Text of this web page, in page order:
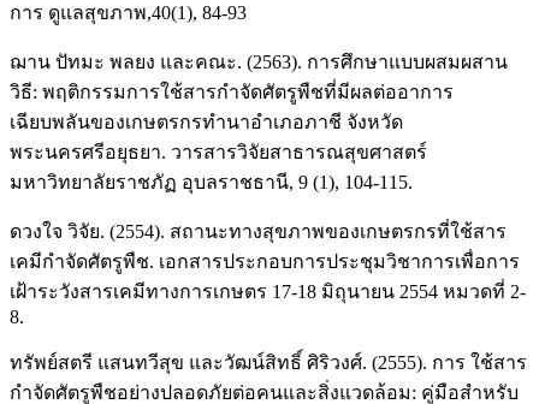
การ ดูแลสุขภาพ,40(1), 84-93
ฌาน ปัทมะ พลยง และคณะ. (2563). การศึกษาแบบผสมผสาน
วิธี: พฤติกรรมการใช้สารกำจัดศัตรูพืชที่มีผลต่ออาการ
เฉียบพลันของเกษตรกรทำนาอำเภอภาชี จังหวัด
พระนครศรีอยุธยา. วารสารวิจัยสาธารณสุขศาสตร์
มหาวิทยาลัยราชภัฏ อุบลราชธานี, 9 (1), 104-115.
ดวงใจ วิจัย. (2554). สถานะทางสุขภาพของเกษตรกรที่ใช้สาร
เคมีกำจัดศัตรูพืช. เอกสารประกอบการประชุมวิชาการเพื่อการ
เฝ้าระวังสารเคมีทางการเกษตร 17-18 มิถุนายน 2554 หมวดที่ 2-
8.
ทรัพย์สตรี แสนทวีสุข และวัฒน์สิทธิ์ ศิริวงศ์. (2555). การ ใช้สาร
กำจัดศัตรูพืชอย่างปลอดภัยต่อคนและสิ่งแวดล้อม: คู่มือสำหรับ